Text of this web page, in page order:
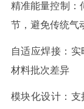
精准能量控制：
节，避免传统气
自适应焊接：
材料批次差异
模块化设计：